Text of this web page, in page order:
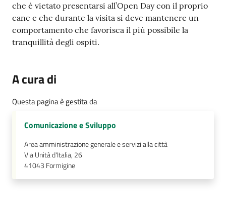
che è vietato presentarsi all’Open Day con il proprio
cane e che durante la visita si deve mantenere un
comportamento che favorisca il più possibile la
tranquillità degli ospiti.
A cura di
Questa pagina è gestita da
Comunicazione e Sviluppo
Area amministrazione generale e servizi alla città
Via Unità d'Italia, 26
41043 Formigine